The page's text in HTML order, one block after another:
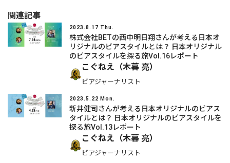
関連記事
2023.8.17 Thu.
株式会社BETの西中明日翔さんが考える日本オ
リジナルのビアスタイルとは？ 日本オリジナル
のビアスタイルを探る旅Vol.16レポート
こぐねえ（木暮 亮）
ビアジャーナリスト
2023.5.22 Mon.
新井健司さんが考える日本オリジナルのビアス
タイルとは？ 日本オリジナルのビアスタイルを
探る旅Vol.13レポート
こぐねえ（木暮 亮）
ビアジャーナリスト